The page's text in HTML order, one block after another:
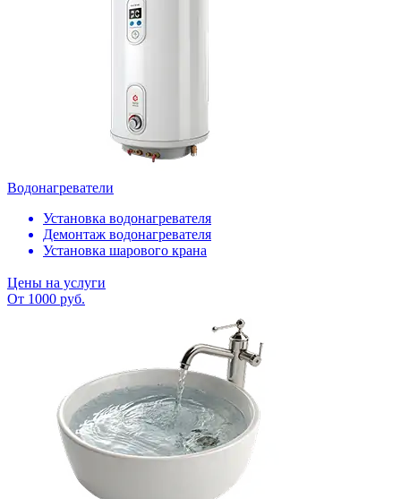
Водонагреватели
Установка водонагревателя
Демонтаж водонагревателя
Установка шарового крана
Цены на услуги
От 1000 руб.